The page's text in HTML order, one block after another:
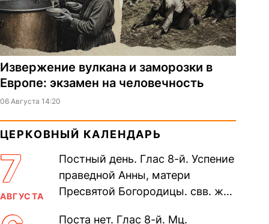
Извержение вулкана и заморозки в
Европе: экзамен на человечность
06 Августа 14:20
ЦЕРКОВНЫЙ КАЛЕНДАРЬ
7
АВГУСТА
Постный день. Глас 8-й. Успение
праведной Анны, матери
Пресвятой Богородицы. свв. жен
Поста нет. Глас 8-й. Мц.